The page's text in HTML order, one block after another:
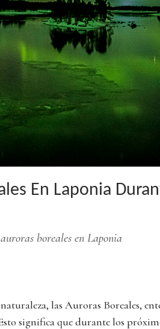
En Laponia
boreales en Laponia
las Auroras Boreales,
significa que durante los